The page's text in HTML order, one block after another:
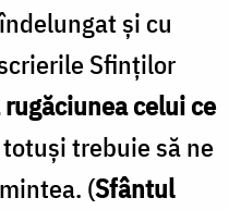
și cu
Sfinților
celui ce
trebuie să ne
(Sfântul